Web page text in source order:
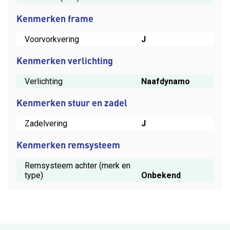
Kenmerken frame
Voorvorkvering J
Kenmerken verlichting
Verlichting Naafdynamo
Kenmerken stuur en zadel
Zadelvering J
Kenmerken remsysteem
Remsysteem achter (merk en
type)
Onbekend